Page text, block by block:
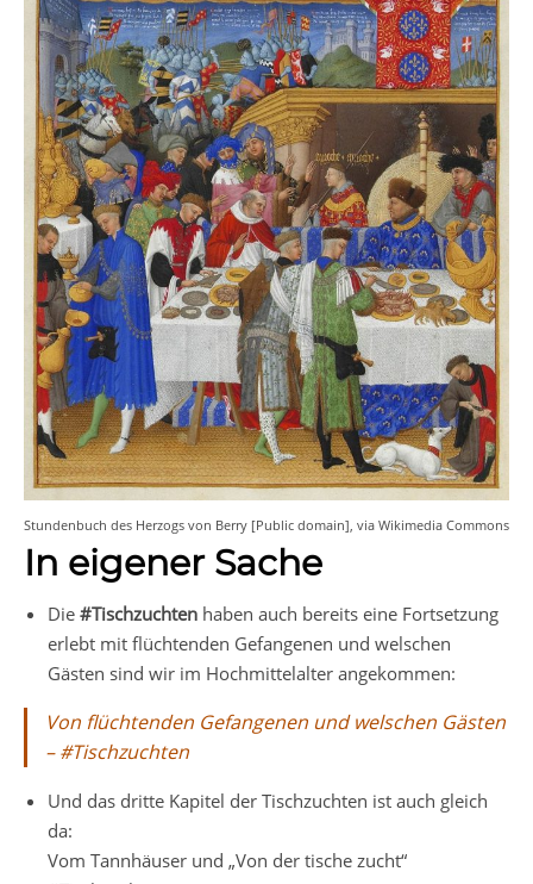
Stundenbuch des Herzogs von Berry [Public domain], via Wikimedia Commons
In eigener Sache
Die #Tischzuchten haben auch bereits eine Fortsetzung
erlebt mit flüchtenden Gefangenen und welschen
Gästen sind wir im Hochmittelalter angekommen:
Von flüchtenden Gefangenen und welschen Gästen
– #Tischzuchten
Und das dritte Kapitel der Tischzuchten ist auch gleich
da:
Vom Tannhäuser und „Von der tische zucht“